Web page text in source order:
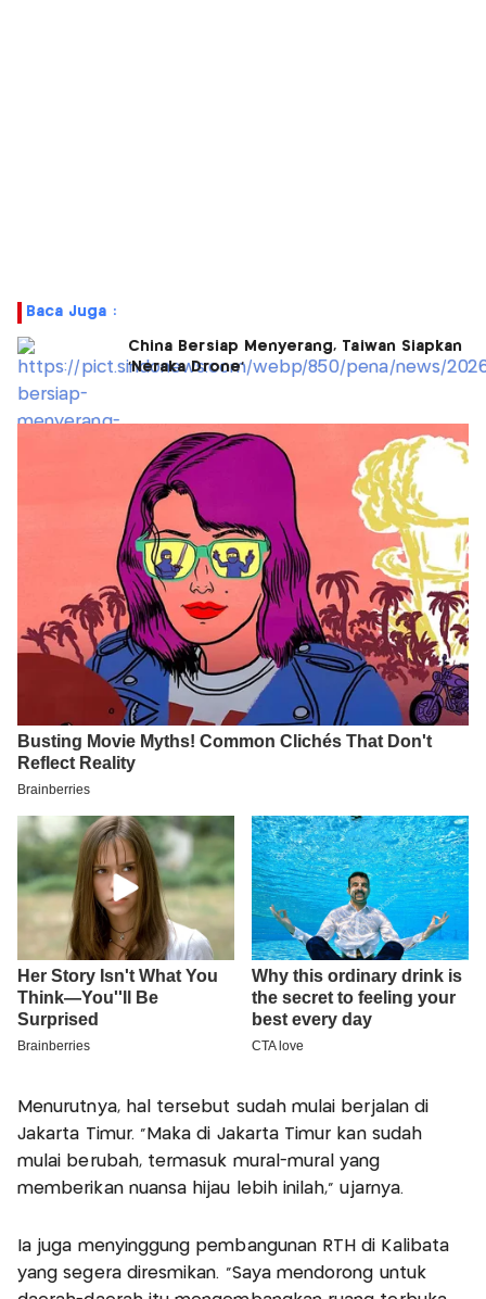
Baca Juga :
China Bersiap Menyerang, Taiwan Siapkan
'Neraka Drone'
Menurutnya, hal tersebut sudah mulai berjalan di
Jakarta Timur. “Maka di Jakarta Timur kan sudah
mulai berubah, termasuk mural-mural yang
memberikan nuansa hijau lebih inilah,” ujarnya.
Ia juga menyinggung pembangunan RTH di Kalibata
yang segera diresmikan. “Saya mendorong untuk